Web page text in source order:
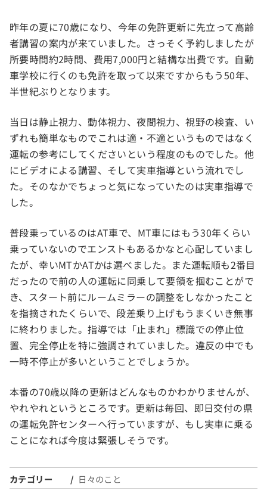
昨年の夏に70歳になり、今年の免許更新に先立って高齢
者講習の案内が来ていました。さっそく予約しましたが
所要時間約2時間、費用7,000円と結構な出費です。自動
車学校に行くのも免許を取って以来ですからもう50年、
半世紀ぶりとなります。
当日は静止視力、動体視力、夜間視力、視野の検査、い
ずれも簡単なものでこれは適・不適というものではなく
運転の参考にしてくださいという程度のものでした。他
にビデオによる講習、そして実車指導という流れでし
た。そのなかでちょっと気になっていたのは実車指導で
した。
普段乗っているのはAT車で、MT車にはもう30年くらい
乗っていないのでエンストもあるかなと心配していまし
たが、幸いMTかATかは選べました。また運転順も2番目
だったので前の人の運転に同乗して要領を掴むことがで
き、スタート前にルームミラーの調整をしなかったこと
を指摘されたくらいで、段差乗り上げもうまくいき無事
に終わりました。指導では「止まれ」標識での停止位
置、完全停止を特に強調されていました。違反の中でも
一時不停止が多いということでしょうか。
本番の70歳以降の更新はどんなものかわかりませんが、
やれやれというところです。更新は毎回、即日交付の県
の運転免許センターへ行っていますが、もし実車に乗る
ことになれば今度は緊張しそうです。
カテゴリー 日々のこと